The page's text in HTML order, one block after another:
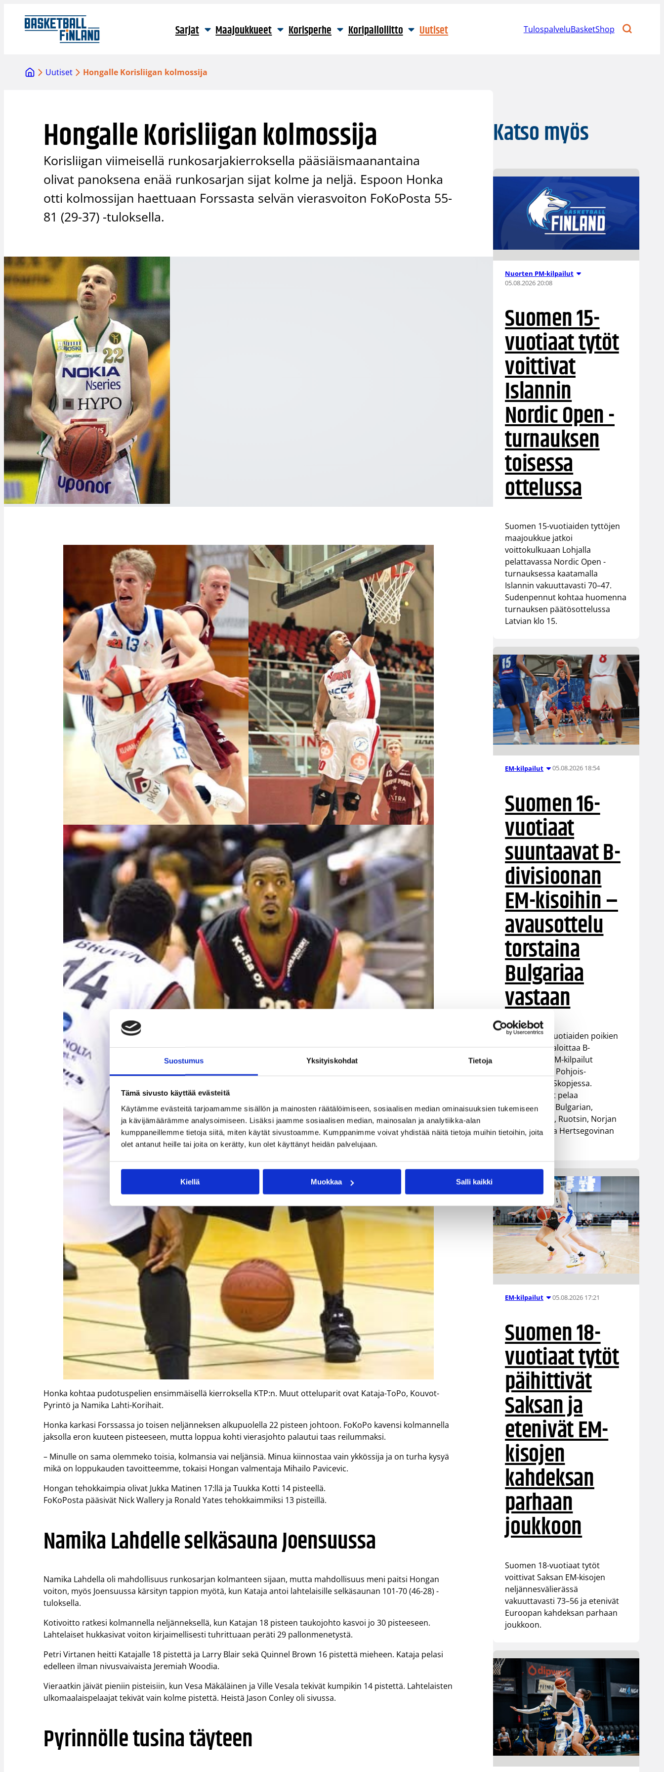
Suostumus Yksityiskohdat Tietoja
Tämä sivusto käyttää evästeitä
Käytämme evästeitä tarjoamamme sisällön ja mainosten räätälöimiseen, sosiaalisen median ominaisuuksien tukemiseen
ja kävijämäärämme analysoimiseen. Lisäksi jaamme sosiaalisen median, mainosalan ja analytiikka-alan
kumppaneillemme tietoja siitä, miten käytät sivustoamme. Kumppanimme voivat yhdistää näitä tietoja muihin tietoihin, joita
olet antanut heille tai joita on kerätty, kun olet käyttänyt heidän palvelujaan.
Kiellä Muokkaa Salli kaikki
sisältöön
Sarjat Maajoukkueet Korisperhe Koripalloliitto Uutiset TulospalveluBasketShop
Uutiset Hongalle Korisliigan kolmossija
Hongalle Korisliigan kolmossija
Korisliigan viimeisellä runkosarjakierroksella pääsiäismaanantaina
olivat panoksena enää runkosarjan sijat kolme ja neljä. Espoon Honka
otti kolmossijan haettuaan Forssasta selvän vierasvoiton FoKoPosta 55-
81 (29-37) -tuloksella.
Honka kohtaa pudotuspelien ensimmäisellä kierroksella KTP:n. Muut otteluparit ovat Kataja-ToPo, Kouvot-
Pyrintö ja Namika Lahti-Korihait.
Honka karkasi Forssassa jo toisen neljänneksen alkupuolella 22 pisteen johtoon. FoKoPo kavensi kolmannella
jaksolla eron kuuteen pisteeseen, mutta loppua kohti vierasjohto palautui taas reilummaksi.
– Minulle on sama olemmeko toisia, kolmansia vai neljänsiä. Minua kiinnostaa vain ykkössija ja on turha kysyä
mikä on loppukauden tavoitteemme, tokaisi Hongan valmentaja Mihailo Pavicevic.
Hongan tehokkaimpia olivat Jukka Matinen 17:llä ja Tuukka Kotti 14 pisteellä.
FoKoPosta pääsivät Nick Wallery ja Ronald Yates tehokkaimmiksi 13 pisteillä.
Namika Lahdelle selkäsauna Joensuussa
Namika Lahdella oli mahdollisuus runkosarjan kolmanteen sijaan, mutta mahdollisuus meni paitsi Hongan
voiton, myös Joensuussa kärsityn tappion myötä, kun Kataja antoi lahtelaisille selkäsaunan 101-70 (46-28) -
tuloksella.
Kotivoitto ratkesi kolmannella neljänneksellä, kun Katajan 18 pisteen taukojohto kasvoi jo 30 pisteeseen.
Lahtelaiset hukkasivat voiton kirjaimellisesti tuhrittuaan peräti 29 pallonmenetystä.
Petri Virtanen heitti Katajalle 18 pistettä ja Larry Blair sekä Quinnel Brown 16 pistettä mieheen. Kataja pelasi
edelleen ilman nivusvaivaista Jeremiah Woodia.
Vieraatkin jäivät pieniin pisteisiin, kun Vesa Mäkäläinen ja Ville Vesala tekivät kumpikin 14 pistettä. Lahtelaisten
ulkomaalaispelaajat tekivät vain kolme pistettä. Heistä Jason Conley oli sivussa.
Pyrinnölle tusina täyteen
Katso myös
Nuorten PM-kilpailut
05.08.2026 20:08
Suomen 15-
vuotiaat tytöt
voittivat
Islannin
Nordic Open -
turnauksen
toisessa
ottelussa
Suomen 15-vuotiaiden tyttöjen
maajoukkue jatkoi
voittokulkuaan Lohjalla
pelattavassa Nordic Open -
turnauksessa kaatamalla
Islannin vakuuttavasti 70–47.
Sudenpennut kohtaa huomenna
turnauksen päätösottelussa
Latvian klo 15.
EM-kilpailut 05.08.2026 18:54
Suomen 16-
vuotiaat
suuntaavat B-
divisioonan
EM-kisoihin –
avausottelu
torstaina
Bulgariaa
vastaan
Suomen 16-vuotiaiden poikien
maajoukkue aloittaa B-
divisioonan EM-kilpailut
torstaina 6.8. Pohjois-
Makedonian Skopjessa.
Sudenpennut pelaa
alkulohkossa Bulgarian,
Luxemburgin, Ruotsin, Norjan
sekä Bosnia ja Hertsegovinan
EM-kilpailut 05.08.2026 17:21
Suomen 18-
vuotiaat tytöt
päihittivät
Saksan ja
etenivät EM-
kisojen
kahdeksan
parhaan
joukkoon
Suomen 18-vuotiaat tytöt
voittivat Saksan EM-kisojen
neljännesvälierässä
vakuuttavasti 73–56 ja etenivät
Euroopan kahdeksan parhaan
joukkoon.